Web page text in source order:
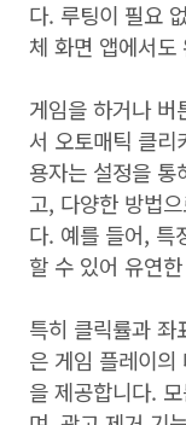
다. 루팅이 필요
체 화면 앱에서도
게임을 하거나 버
서 오토매틱 클
용자는 설정을 통
고, 다양한 방법
다. 예를 들어, 특
할 수 있어 유연
특히 클릭률과
은 게임 플레이의
을 제공합니다.